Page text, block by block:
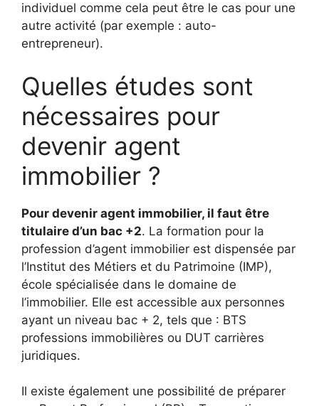
individuel comme cela peut être le cas pour une
autre activité (par exemple : auto-
entrepreneur).
Quelles études sont
nécessaires pour
devenir agent
immobilier ?
Pour devenir agent immobilier, il faut être
titulaire d’un bac +2. La formation pour la
profession d’agent immobilier est dispensée par
l’Institut des Métiers et du Patrimoine (IMP),
école spécialisée dans le domaine de
l’immobilier. Elle est accessible aux personnes
ayant un niveau bac + 2, tels que : BTS
professions immobilières ou DUT carrières
juridiques.
Il existe également une possibilité de préparer